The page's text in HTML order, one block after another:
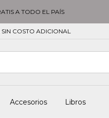
A TODO EL PAÍS
COSTO ADICIONAL
Accesorios Libros